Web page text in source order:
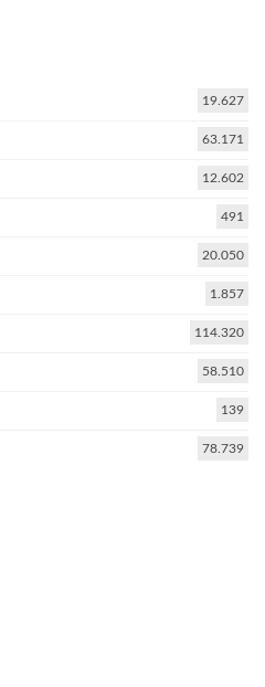
19.627
63.171
12.602
491
20.050
1.857
114.320
58.510
139
78.739